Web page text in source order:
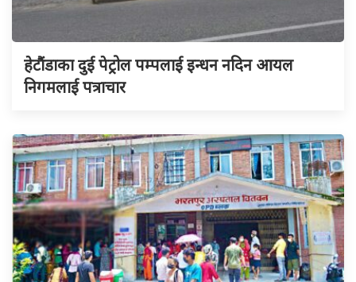
हेटौंडाका दुई पेट्रोल पम्पलाई इन्धन नदिन आयल
निगमलाई पत्राचार